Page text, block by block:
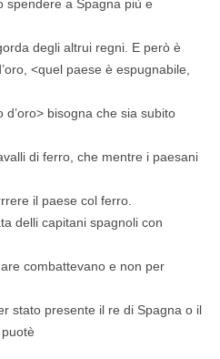
spendere a Spagna più e
degli altrui regni. E però è
<quel paese è espugnabile,
d’oro> bisogna che sia subito
di ferro, che mentre i paesani
il paese col ferro.
delli capitani spagnoli con
combattevano e non per
stato presente il re di Spagna o il